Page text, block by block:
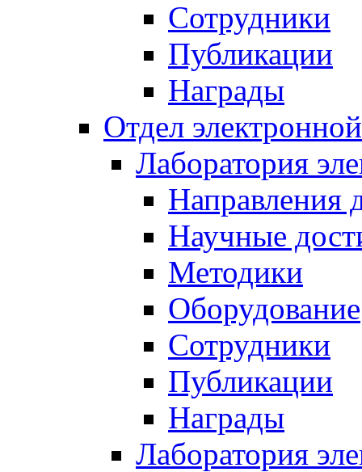
Сотрудники
Публикации
Награды
Отдел
Лаборатория
Направления
Научные
Методики
Оборудование
Сотрудники
Публикации
Награды
Лаборатория